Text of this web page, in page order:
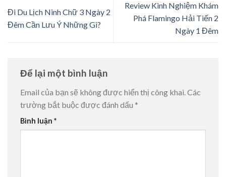
Đi Du Lịch Ninh Chữ 3 Ngày 2
Đêm Cần Lưu Ý Những Gì?
Review Kinh Nghiệm Khám
Phá Flamingo Hải Tiến 2
Ngày 1 Đêm
Để lại một bình luận
Email của bạn sẽ không được hiển thị công khai.Các
trường bắt buộc được đánh dấu *
Bình luận *